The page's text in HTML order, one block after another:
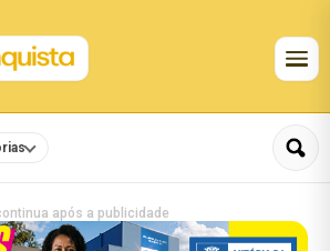
após a publicidade